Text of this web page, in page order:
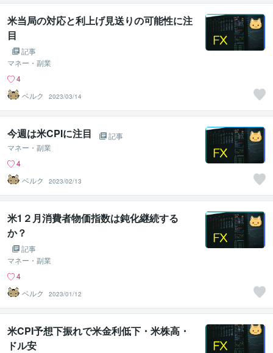
米当局の対応と利上げ見送りの可能性に注
目
記事
マネー・副業
4
ベルク
2023/03/14
今週は米CPIに注目
記事
マネー・副業
4
ベルク
2023/02/13
米1２月消費者物価指数は鈍化継続する
か？
記事
マネー・副業
4
ベルク
2023/01/12
米CPI予想下振れで米金利低下・米株高・
ドル安